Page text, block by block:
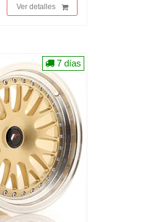
Ver detalles
7 días